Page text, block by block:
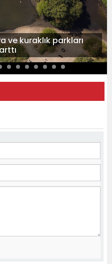
ve kuraklık parkları